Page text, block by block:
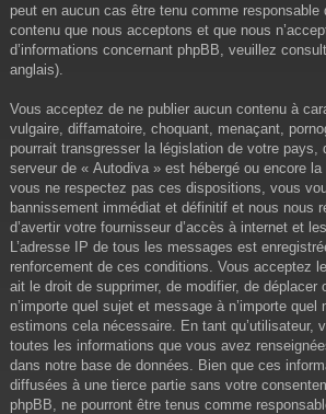
peut en aucun cas être tenu comme responsable
contenu que nous acceptons et que nous
d’informations concernant phpBB, veuillez
anglais).
Vous acceptez de ne publier aucun contenu à
vulgaire, diffamatoire, choquant, menaçant,
pourrait transgresser la législation de votre pays,
serveur de « Autodiva » est hébergé ou encore
vous ne respectez pas ces dispositions, vous
bannissement immédiat et définitif et nous nous
d’avertir votre fournisseur d’accès à internet et
L’adresse IP de tous les messages est
renforcement de ces conditions. Vous acceptez
ait le droit de supprimer, de modifier, de déplacer
n’importe quel sujet et message à n’importe quel
estimons cela nécessaire. En tant qu’utilisateur,
toutes les informations que vous avez
dans notre base de données. Bien que ces
diffusées à une tierce partie sans votre
phpBB, ne pourront être tenus comme